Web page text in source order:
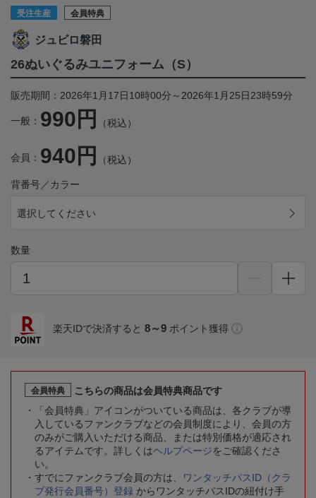
受注生産 会員特典
ジュビロ磐田
26ぬいぐるみユニフォーム（S）
販売期間：2026年1月17日10時00分～2026年1月25日23時59分
一般： 990円 （税込）
会員： 940円 （税込）
背番号／カラー
選択してください
数量
楽天IDで決済すると 8～9 ポイント獲得
会員特典
こちらの商品は会員特典商品です
「会員特典」アイコンがついている商品は、各クラブが導
入しているファンクラブなどの会員制度により、会員の方
のみがご購入いただける商品、または特別価格が適応され
るアイテムです。詳しくはヘルプページをご確認くださ
い。
すでにファンクラブ会員の方は、
ワンタッチパスID（クラ
ブ発行会員番号）登録 からワンタッチパスIDの紐付け手